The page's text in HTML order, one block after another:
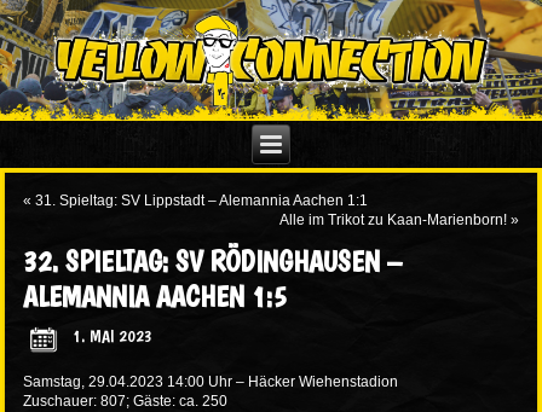
«31. Spieltag: SV Lippstadt – Alemannia Aachen 1:1
Alle im Trikot zu Kaan-Marienborn!»
32. SPIELTAG: SV RÖDINGHAUSEN –
ALEMANNIA AACHEN 1:5
1. MAI 2023
Samstag, 29.04.2023 14:00 Uhr – Häcker Wiehenstadion
Zuschauer: 807; Gäste: ca. 250